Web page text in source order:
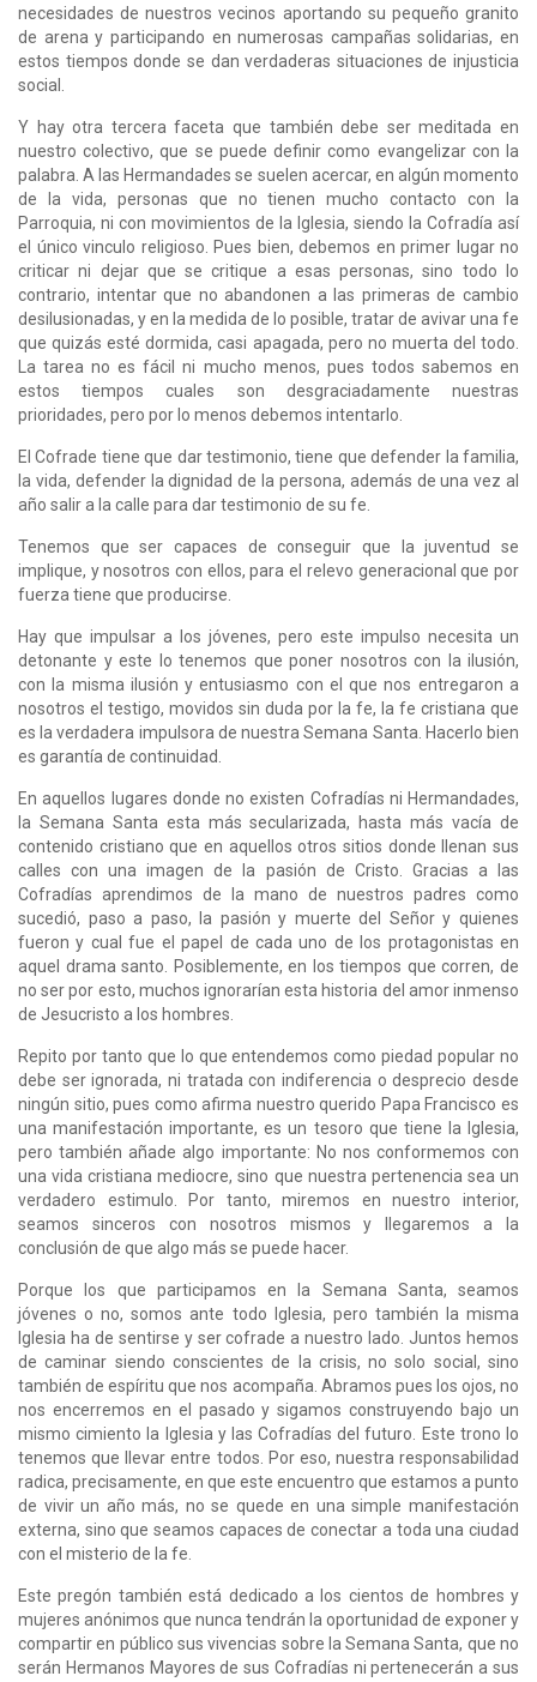
necesidades de nuestros vecinos aportando su pequeño granito
de arena y participando en numerosas campañas solidarias, en
estos tiempos donde se dan verdaderas situaciones de injusticia
social.
Y hay otra tercera faceta que también debe ser meditada en
nuestro colectivo, que se puede definir como evangelizar con la
palabra. A las Hermandades se suelen acercar, en algún momento
de la vida, personas que no tienen mucho contacto con la
Parroquia, ni con movimientos de la Iglesia, siendo la Cofradía así
el único vinculo religioso. Pues bien, debemos en primer lugar no
criticar ni dejar que se critique a esas personas, sino todo lo
contrario, intentar que no abandonen a las primeras de cambio
desilusionadas, y en la medida de lo posible, tratar de avivar una fe
que quizás esté dormida, casi apagada, pero no muerta del todo.
La tarea no es fácil ni mucho menos, pues todos sabemos en
estos tiempos cuales son desgraciadamente nuestras
prioridades, pero por lo menos debemos intentarlo.
El Cofrade tiene que dar testimonio, tiene que defender la familia,
la vida, defender la dignidad de la persona, además de una vez al
año salir a la calle para dar testimonio de su fe.
Tenemos que ser capaces de conseguir que la juventud se
implique, y nosotros con ellos, para el relevo generacional que por
fuerza tiene que producirse.
Hay que impulsar a los jóvenes, pero este impulso necesita un
detonante y este lo tenemos que poner nosotros con la ilusión,
con la misma ilusión y entusiasmo con el que nos entregaron a
nosotros el testigo, movidos sin duda por la fe, la fe cristiana que
es la verdadera impulsora de nuestra Semana Santa. Hacerlo bien
es garantía de continuidad.
En aquellos lugares donde no existen Cofradías ni Hermandades,
la Semana Santa esta más secularizada, hasta más vacía de
contenido cristiano que en aquellos otros sitios donde llenan sus
calles con una imagen de la pasión de Cristo. Gracias a las
Cofradías aprendimos de la mano de nuestros padres como
sucedió, paso a paso, la pasión y muerte del Señor y quienes
fueron y cual fue el papel de cada uno de los protagonistas en
aquel drama santo. Posiblemente, en los tiempos que corren, de
no ser por esto, muchos ignorarían esta historia del amor inmenso
de Jesucristo a los hombres.
Repito por tanto que lo que entendemos como piedad popular no
debe ser ignorada, ni tratada con indiferencia o desprecio desde
ningún sitio, pues como afirma nuestro querido Papa Francisco es
una manifestación importante, es un tesoro que tiene la Iglesia,
pero también añade algo importante: No nos conformemos con
una vida cristiana mediocre, sino que nuestra pertenencia sea un
verdadero estimulo. Por tanto, miremos en nuestro interior,
seamos sinceros con nosotros mismos y llegaremos a la
conclusión de que algo más se puede hacer.
Porque los que participamos en la Semana Santa, seamos
jóvenes o no, somos ante todo Iglesia, pero también la misma
Iglesia ha de sentirse y ser cofrade a nuestro lado. Juntos hemos
de caminar siendo conscientes de la crisis, no solo social, sino
también de espíritu que nos acompaña. Abramos pues los ojos, no
nos encerremos en el pasado y sigamos construyendo bajo un
mismo cimiento la Iglesia y las Cofradías del futuro. Este trono lo
tenemos que llevar entre todos. Por eso, nuestra responsabilidad
radica, precisamente, en que este encuentro que estamos a punto
de vivir un año más, no se quede en una simple manifestación
externa, sino que seamos capaces de conectar a toda una ciudad
con el misterio de la fe.
Este pregón también está dedicado a los cientos de hombres y
mujeres anónimos que nunca tendrán la oportunidad de exponer y
compartir en público sus vivencias sobre la Semana Santa, que no
serán Hermanos Mayores de sus Cofradías ni pertenecerán a sus